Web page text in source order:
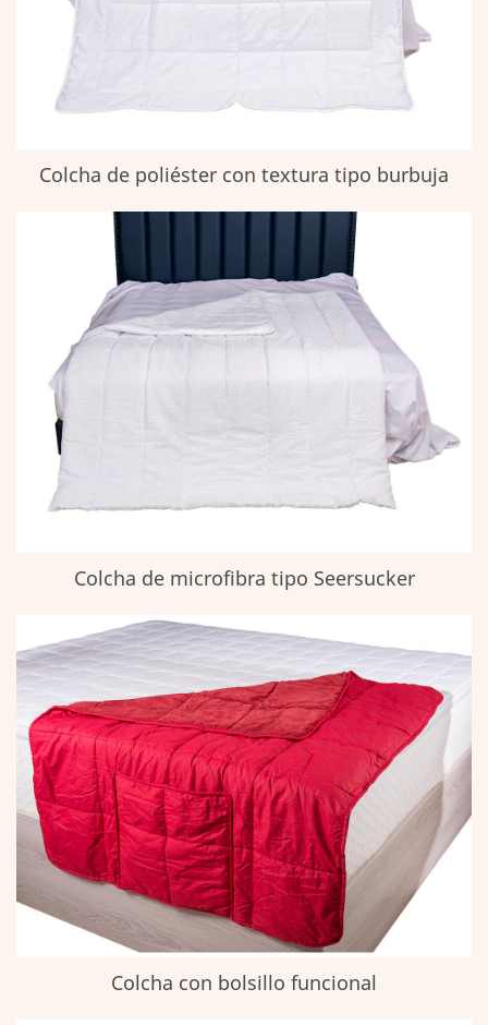
Colcha de poliéster con textura tipo burbuja
Colcha de microfibra tipo Seersucker
Colcha con bolsillo funcional